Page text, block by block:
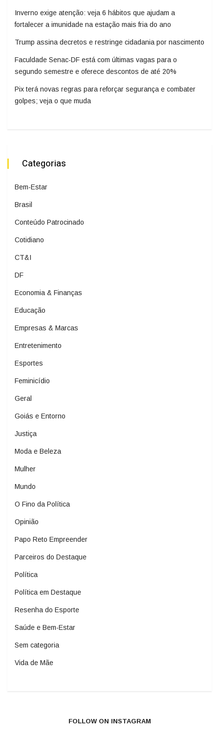
Inverno exige atenção: veja 6 hábitos que ajudam a
fortalecer a imunidade na estação mais fria do ano
Trump assina decretos e restringe cidadania por nascimento
Faculdade Senac-DF está com últimas vagas para o
segundo semestre e oferece descontos de até 20%
Pix terá novas regras para reforçar segurança e combater
golpes; veja o que muda
Categorias
Bem-Estar
Brasil
Conteúdo Patrocinado
Cotidiano
CT&I
DF
Economia & Finanças
Educação
Empresas & Marcas
Entretenimento
Esportes
Feminicídio
Geral
Goiás e Entorno
Justiça
Moda e Beleza
Mulher
Mundo
O Fino da Política
Opinião
Papo Reto Empreender
Parceiros do Destaque
Política
Política em Destaque
Resenha do Esporte
Saúde e Bem-Estar
Sem categoria
Vida de Mãe
FOLLOW ON INSTAGRAM